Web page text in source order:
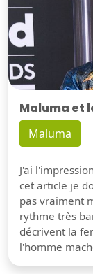
Maluma et
Maluma
J'ai
cet article je
pas vraiment
rythme très
décrivent la
l'homme